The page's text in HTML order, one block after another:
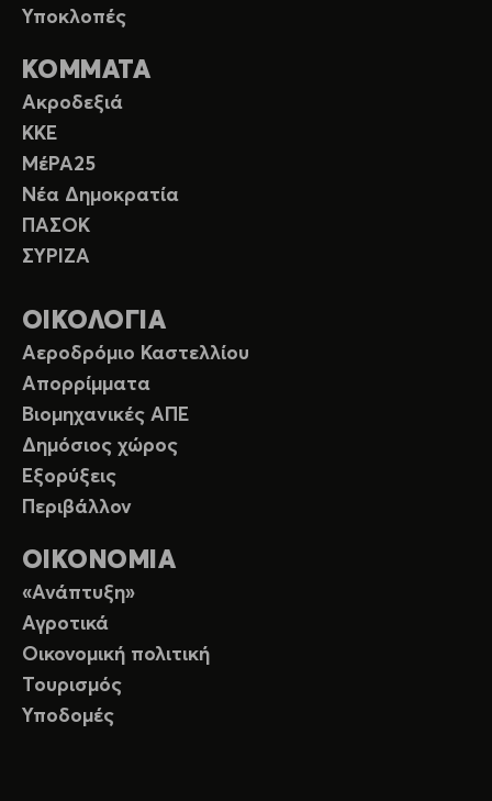
Υποκλοπές
ΚΟΜΜΑΤΑ
Ακροδεξιά
ΚΚΕ
ΜέΡΑ25
Νέα Δημοκρατία
ΠΑΣΟΚ
ΣΥΡΙΖΑ
ΟΙΚΟΛΟΓΙΑ
Αεροδρόμιο Καστελλίου
Απορρίμματα
Βιομηχανικές ΑΠΕ
Δημόσιος χώρος
Εξορύξεις
Περιβάλλον
ΟΙΚΟΝΟΜΙΑ
«Ανάπτυξη»
Αγροτικά
Οικονομική πολιτική
Τουρισμός
Υποδομές